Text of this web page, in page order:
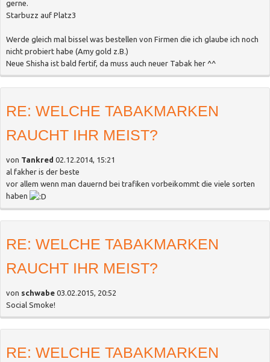
gerne.
Starbuzz auf Platz3
Werde gleich mal bissel was bestellen von Firmen die ich glaube ich noch
nicht probiert habe (Amy gold z.B.)
Neue Shisha ist bald fertif, da muss auch neuer Tabak her ^^
RE: WELCHE TABAKMARKEN
RAUCHT IHR MEIST?
von Tankred 02.12.2014, 15:21
al fakher is der beste
vor allem wenn man dauernd bei trafiken vorbeikommt die viele sorten
haben
RE: WELCHE TABAKMARKEN
RAUCHT IHR MEIST?
von schwabe 03.02.2015, 20:52
Social Smoke!
RE: WELCHE TABAKMARKEN